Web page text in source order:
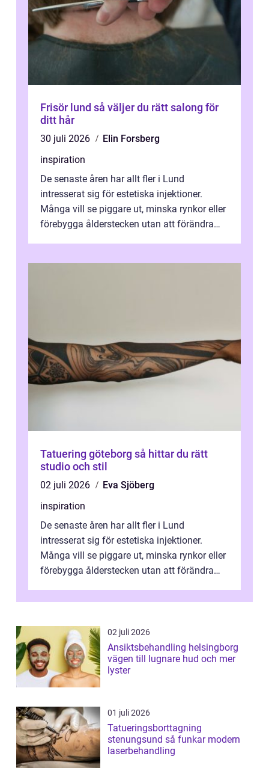
Frisör lund så väljer du rätt salong för
ditt hår
30 juli 2026
Elin Forsberg
inspiration
De senaste åren har allt fler i Lund
intresserat sig för estetiska injektioner.
Många vill se piggare ut, minska rynkor eller
förebygga ålderstecken utan att förändra
Tatuering göteborg så hittar du rätt
studio och stil
02 juli 2026
Eva Sjöberg
inspiration
De senaste åren har allt fler i Lund
intresserat sig för estetiska injektioner.
Många vill se piggare ut, minska rynkor eller
förebygga ålderstecken utan att förändra
02 juli 2026
Ansiktsbehandling helsingborg
vägen till lugnare hud och mer
lyster
01 juli 2026
Tatueringsborttagning
stenungsund så funkar modern
laserbehandling